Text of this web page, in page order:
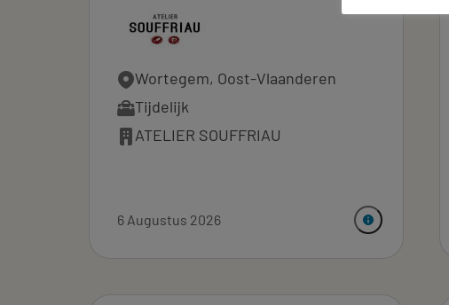
Wortegem, Oost-Vlaanderen
Tijdelijk
ATELIER SOUFFRIAU
6 Augustus 2026